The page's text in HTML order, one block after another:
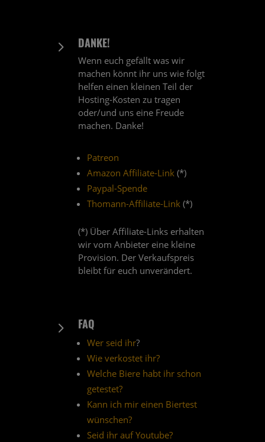
5 DANKE!
Wenn euch gefällt was wir
machen könnt ihr uns wie folgt
helfen einen kleinen Teil der
Hosting-Kosten zu tragen
oder/und uns eine Freude
machen. Danke!
Patreon
Amazon Affiliate-Link(*)
Paypal-Spende
Thomann-Affiliate-Link(*)
(*) Über Affiliate-Links erhalten
wir vom Anbieter eine kleine
Provision. Der Verkaufspreis
bleibt für euch unverändert.
5 FAQ
Wer seid ihr?
Wie verkostet ihr?
Welche Biere habt ihr schon
getestet?
Kann ich mir einen Biertest
wünschen?
Seid ihr auf Youtube?